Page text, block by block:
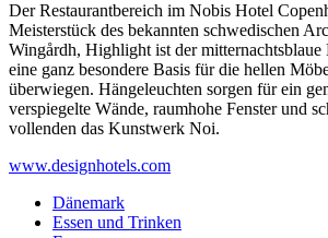
Der Restaurantbereich im Nobis Hotel
Meisterstück des bekannten schwedischen
Wingårdh, Highlight ist der
eine ganz besondere Basis für die hellen
überwiegen. Hängeleuchten sorgen für ein
verspiegelte Wände, raumhohe Fenster und
vollenden das Kunstwerk Noi.
www.designhotels.com
Dänemark
Essen und Trinken